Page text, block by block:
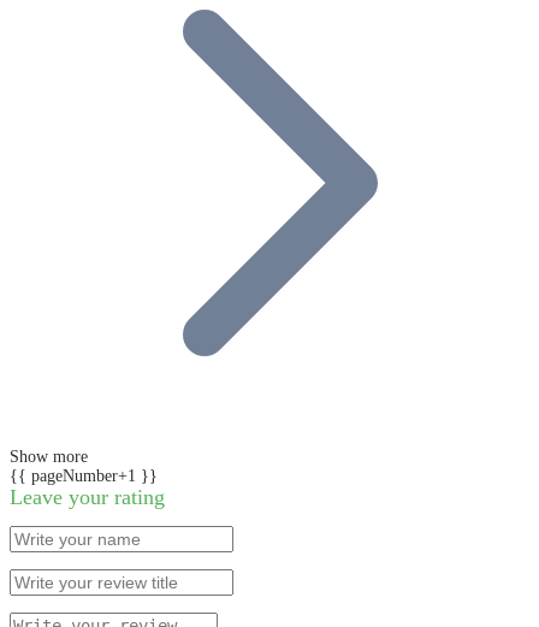
Show more
{{ pageNumber+1 }}
Leave your rating